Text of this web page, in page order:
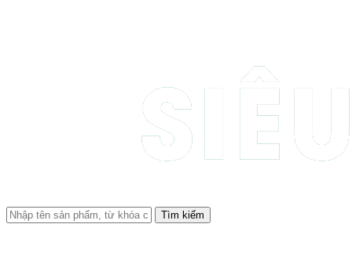
Tìm kiếm